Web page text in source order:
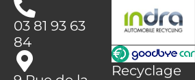
03 81 93 63
84
Recyclage